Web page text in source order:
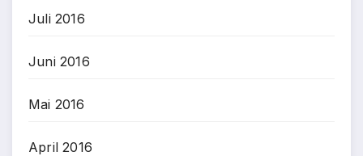
Juli 2016
Juni 2016
Mai 2016
April 2016